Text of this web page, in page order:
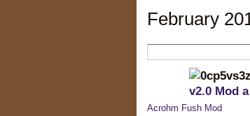
February
v2.0 Mod
Acrohm Fush Mod